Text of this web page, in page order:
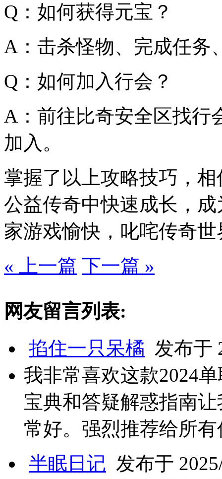
Q：如何获得元宝？
A：击杀怪物、完成任务
Q：如何加入行会？
A：前往比奇安全区找行
加入。
掌握了以上攻略技巧，
公益传奇中快速成长，
家游戏愉快，叱咤传奇世
« 上一篇 下一篇 »
网友留言列表:
掐住一只呆橘 发布于
我非常喜欢这款2024
宝典和答疑解惑指南
常好。强烈推荐给所
半眠日记 发布于